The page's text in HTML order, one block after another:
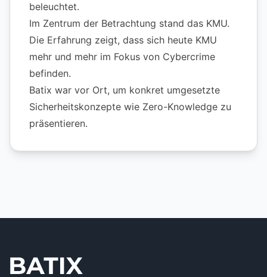
beleuchtet.
Im Zentrum der Betrachtung stand das KMU.
Die Erfahrung zeigt, dass sich heute KMU
mehr und mehr im Fokus von Cybercrime
befinden.
Batix war vor Ort, um konkret umgesetzte
Sicherheitskonzepte wie Zero-Knowledge zu
präsentieren.